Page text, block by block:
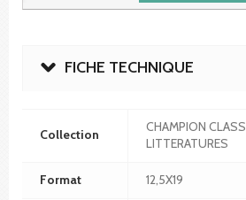
FICHE TECHNIQUE
Collection
CHAMPION
LITTERATURES
Format 12,5X19